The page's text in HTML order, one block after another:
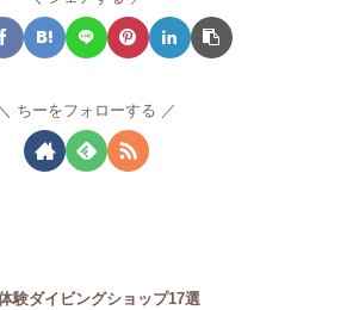
ちーをフォローする
験ダイビングショップ17選